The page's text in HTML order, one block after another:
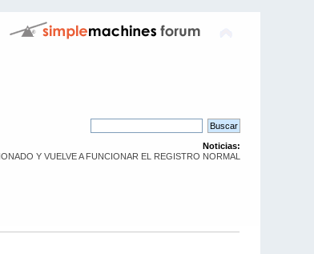
Noticias:
Y VUELVE A FUNCIONAR EL REGISTRO NORMAL